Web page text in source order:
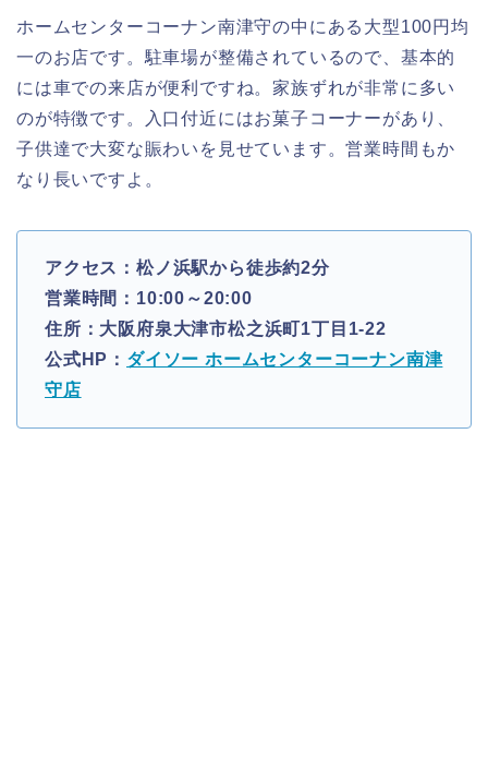
ホームセンターコーナン南津守の中にある大型100円均
一のお店です。駐車場が整備されているので、基本的
には車での来店が便利ですね。家族ずれが非常に多い
のが特徴です。入口付近にはお菓子コーナーがあり、
子供達で大変な賑わいを見せています。営業時間もか
なり長いですよ。
アクセス：松ノ浜駅から徒歩約2分
営業時間：10:00～20:00
住所：大阪府泉大津市松之浜町1丁目1-22
公式HP： ダイソー ホームセンターコーナン南津
守店